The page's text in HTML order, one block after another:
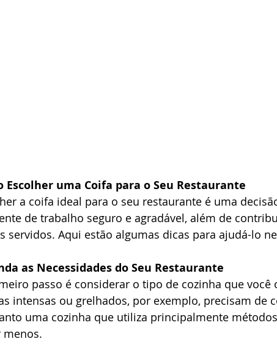
Escolher uma Coifa para o Seu Restaurante
a coifa ideal para o seu restaurante é uma
de trabalho seguro e agradável, além de
servidos. Aqui estão algumas dicas para ajudá-lo
as Necessidades do Seu Restaurante
passo é considerar o tipo de cozinha que você
intensas ou grelhados, por exemplo, precisam de
uma cozinha que utiliza principalmente
menos.